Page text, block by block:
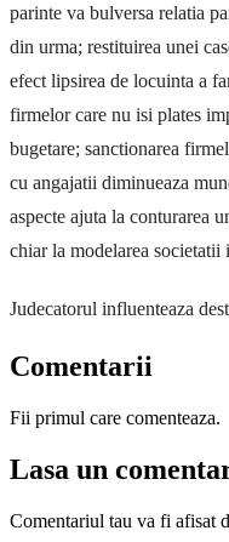
parinte va bulversa relatia
din urma; restituirea unei
efect lipsirea de locuinta a
firmelor care nu isi plates
bugetare; sanctionarea
cu angajatii diminueaza
aspecte ajuta la conturarea
chiar la modelarea societatii
Judecatorul influenteaza
Comentarii
Fii primul care comenteaza.
Lasa un
Comentariul tau va fi afisat